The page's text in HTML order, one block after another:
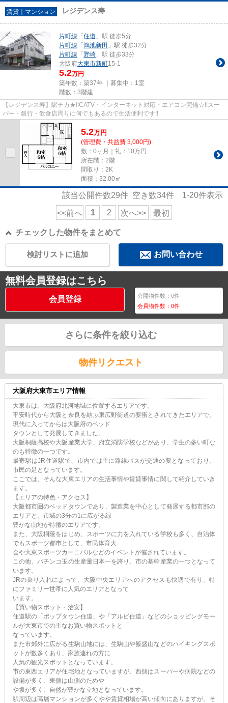
賃貸｜マンション レジデンス寿
片町線 「 住道 」駅 徒歩5分
片町線 「 鴻池新田 」駅 徒歩32分
片町線 「 野崎 」駅 徒歩33分
大阪府大東市新町15-1
5.2万円
築年数：築37年 ｜募集中： 1室
階数：3階建
【レジデンス寿】駅チカ★!!CATV・インターネット対応・エアコン完備☆!!スー
パー・銀行・飲食店周りに何でもあるので生活便利です!!
5.2万円
(管理費・共益費 3,000円)
敷：0ヶ月｜礼：10万円
所在階：2階
間取り：2K
面積：32.00㎡
該当公開件数29件 空き数34件 1-20件表示
<<前へ 1 2 次へ>> 最初
チェックした物件をまとめて
お問い合わせ
検討リストに追加
無料会員登録はこちら
会員登録 公開物件数：0件
会員物件数：0件
さらに条件を絞り込む
物件リクエスト
大阪府大東市エリア情報
大東市は、大阪府北河地域に位置するエリアです。
平安時代から大阪と奈良を結ぶ東広野街道の要衝とされてきたエリアで、
現代に入ってからは大阪府のベッド
タウンとして発展してきました。
大阪桐蔭高校や大阪産業大学、府立消防学校などがあり、学生の多い町な
のも特徴の一つです。
最寄駅はJR住道駅で、市内では主に路線バスが交通の要となっており、
市民の足となっています。
ここでは、そんな大東エリアの生活事情や賃貸事情に関して紹介していき
ます。
【エリアの特色・アクセス】
大阪都市圏のベッドタウンであり、製造業を中心として発展する都市部の
エリアと、市域の3分の1に広がる緑
豊かな山地が特徴のエリアです。
また、大阪桐蔭をはじめ、スポーツに力を入れている学校も多く、自治体
でもスポーツ都市として、市民体育大
会や大東スポーツカーニバルなどのイベントが催されています。
この他、パチンコ玉の生産量日本一を誇り、市の基幹産業の一つとなって
います。
JRの乗り入れによって、大阪中央エリアへのアクセスも快適で有り、特
にファミリー世帯に人気のエリアとなって
います。
【買い物スポット・治安】
住道駅の「ポップタウン住道」や「アルビ住道」などのショッピングモー
ルが大東市での主なお買い物スポットと
なっています。
また市郊外に広がる生駒山地には、生駒山や飯盛山などのハイキングスポ
ットが数多くあり、家族連れの方に
人気の観光スポットとなっています。
市の東西エリアが住宅地となっていますが、西側はスーパーや病院などの
設備が多く、東側は山側のためや
や坂が多く、自然が豊かな立地となっています。
駅周辺は高層マンションが多くやや賃貸相場が高い傾向にありますが、そ